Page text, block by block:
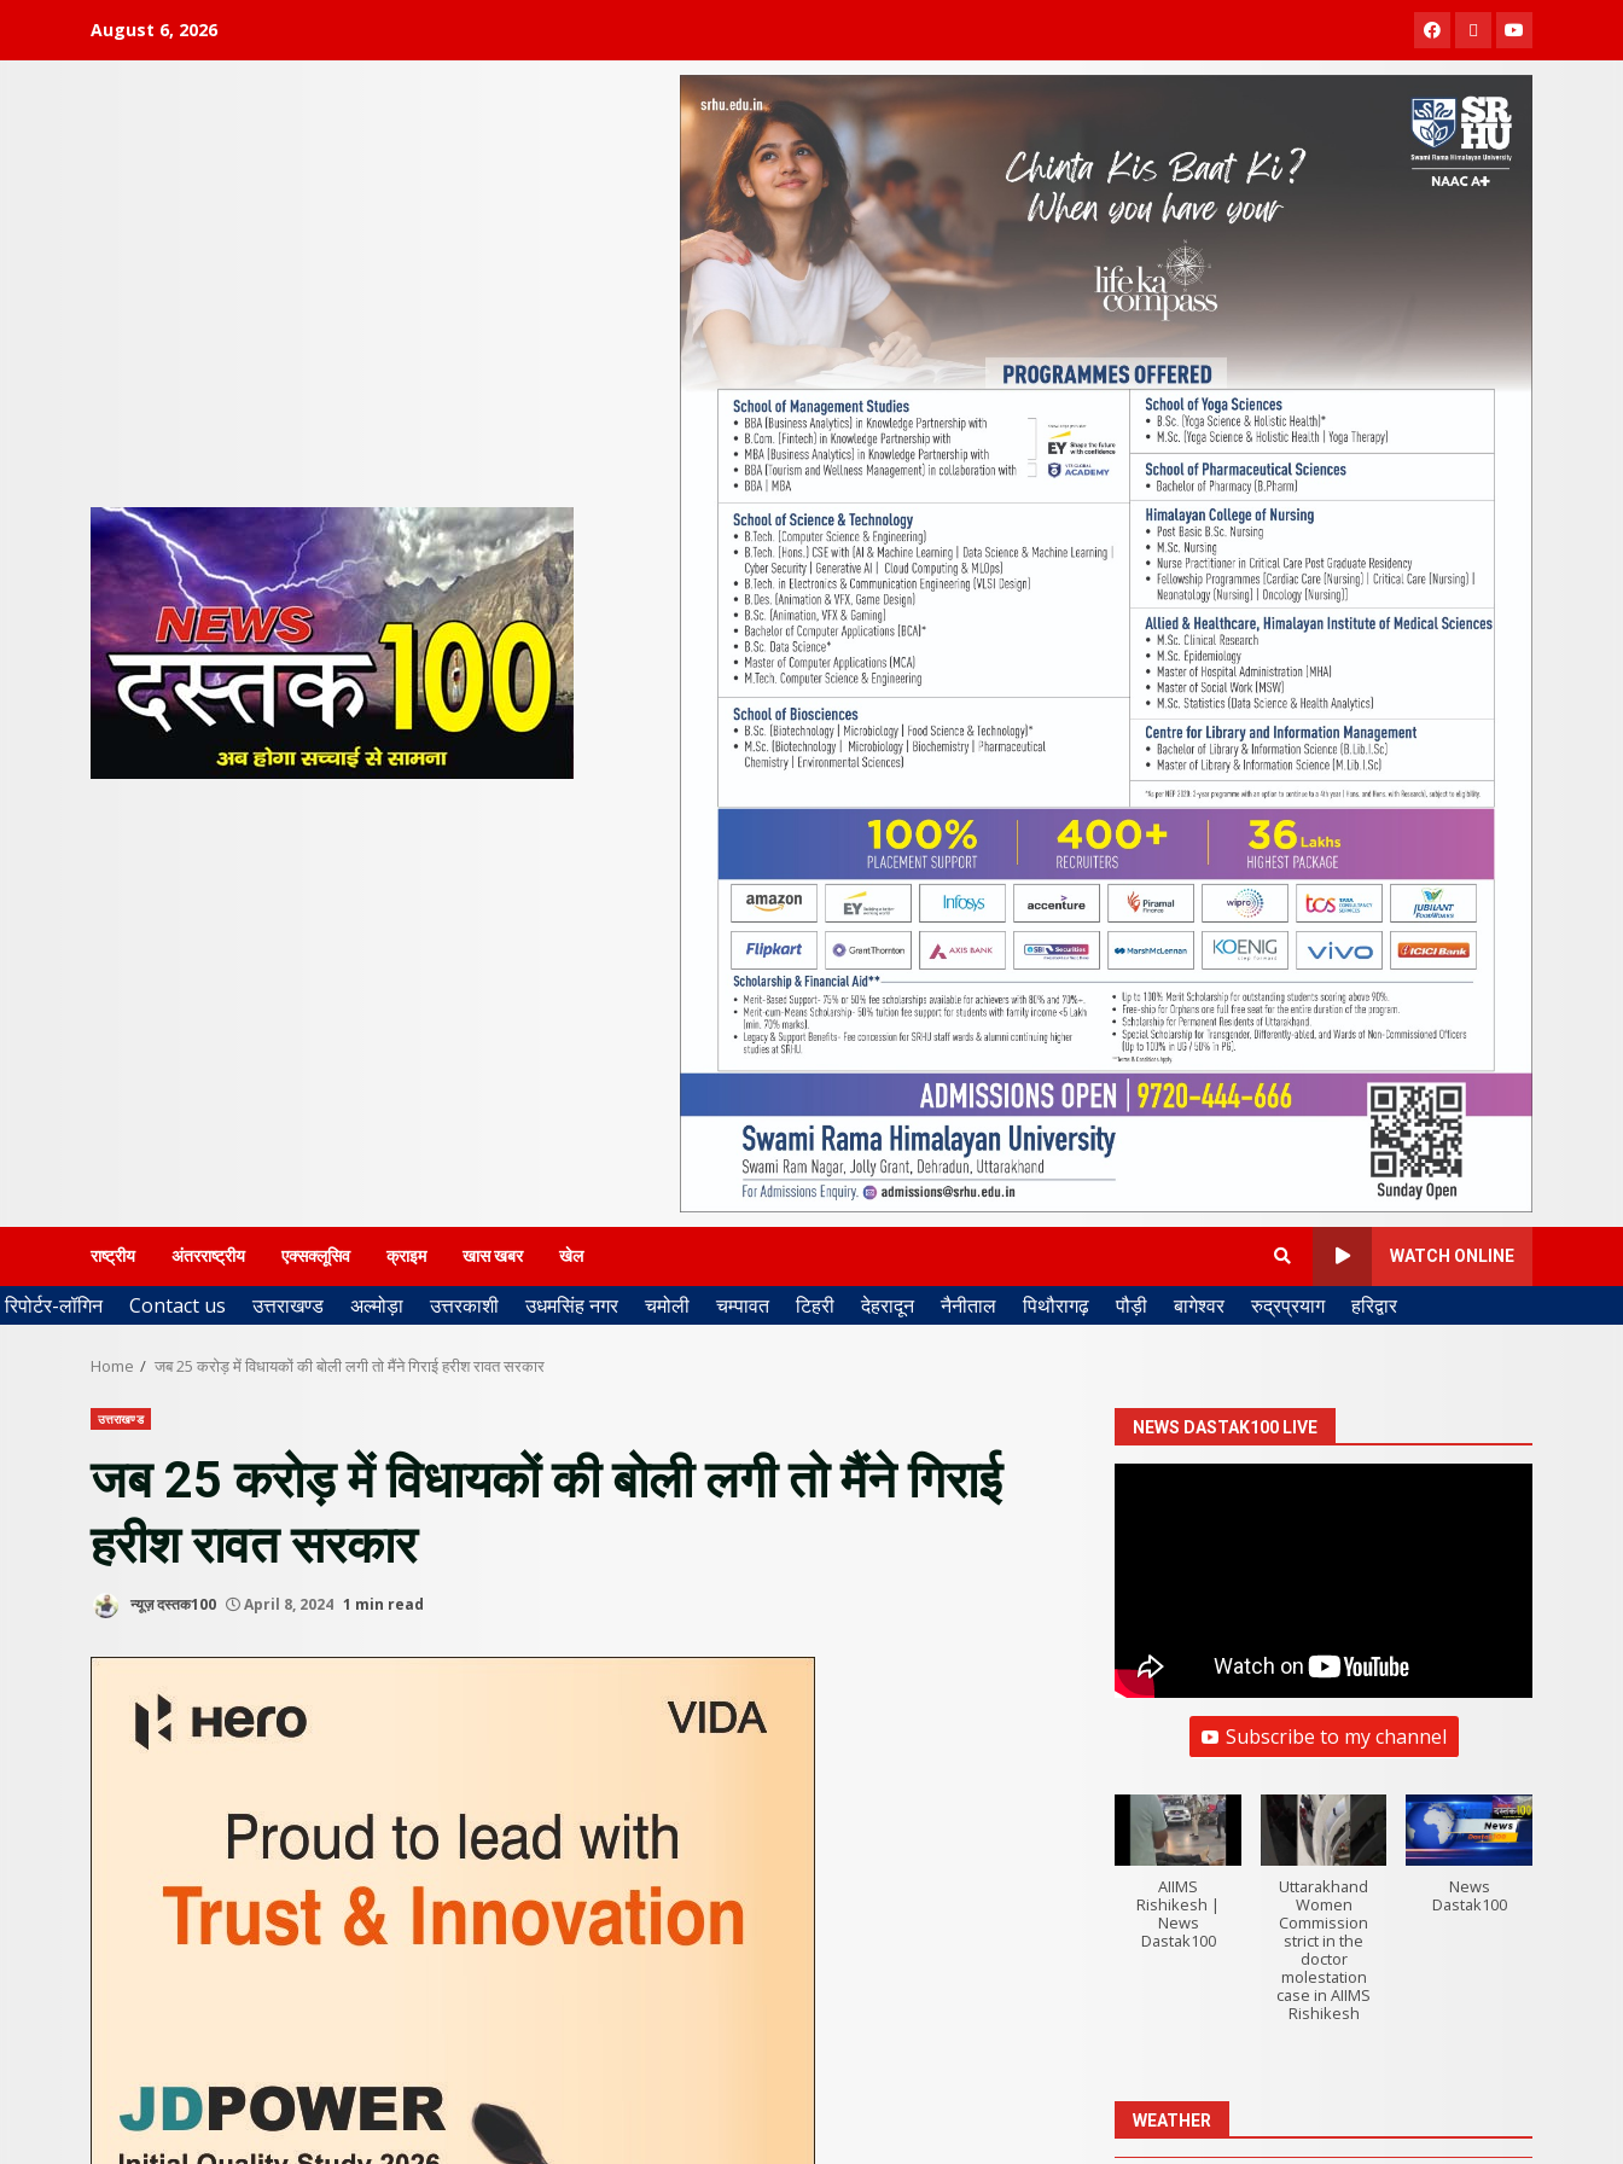
August 6, 2026 Facebook
TwitterYoutube
राष्ट्रीय अंतरराष्ट्रीय एक्सक्लूसिव क्राइम खास खबर खेल WATCH ONLINE
रिपोर्टर-लॉगिन Contact us उत्तराखण्ड अल्मोड़ा उत्तरकाशी उधमसिंह नगर चमोली चम्पावत टिहरी देहरादून नैनीताल पिथौरागढ़ पौड़ी बागेश्वर रुद्रप्रयाग हरिद्वार
Home जब 25 करोड़ में विधायकों की बोली लगी तो मैंने गिराई हरीश रावत सरकार
उत्तराखण्ड
जब 25 करोड़ में विधायकों की बोली लगी तो मैंने गिराई
हरीश रावत सरकार
न्यूज़ दस्तक100 April 8, 2024 1 min read
NEWS DASTAK100 LIVE
Subscribe to my channel
AIIMS
Rishikesh |
News
Dastak100
Uttarakhand
Women
Commission
strict in the
doctor
molestation
case in AIIMS
Rishikesh
News
Dastak100
WEATHER